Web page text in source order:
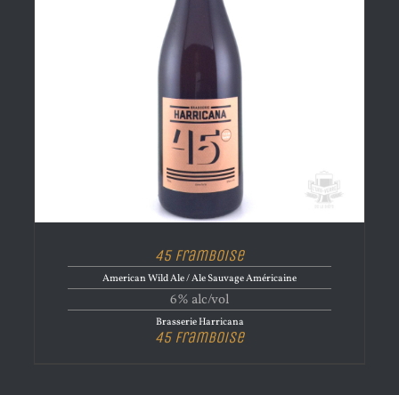
45 Framboise
American Wild Ale / Ale Sauvage Américaine
6% alc/vol
Brasserie Harricana
45 Framboise